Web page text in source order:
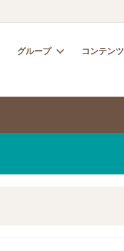
グループ コンテンツ